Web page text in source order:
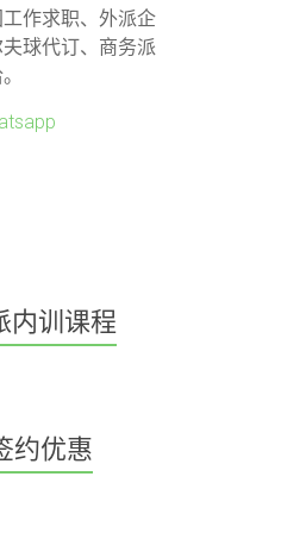
作求职、外派企
球代订、商务派
内训课程
约优惠